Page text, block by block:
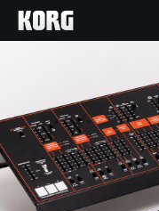
Produkte
Extras